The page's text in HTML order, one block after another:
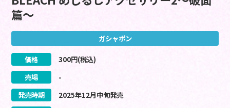
篇～
ガシャポン
価格 300円(税込)
売場
-
発売時期
2025年12月中旬発売